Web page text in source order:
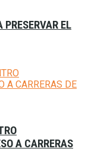
EL
A CARRERAS